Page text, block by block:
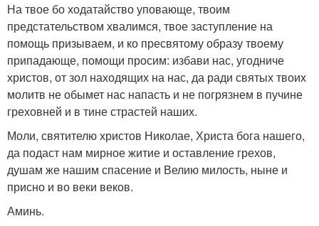
На твое бо ходатайство уповающе, твоим
предстательством хвалимся, твое заступление на
помощь призываем, и ко пресвятому образу твоему
припадающе, помощи просим: избави нас, угодниче
христов, от зол находящих на нас, да ради святых твоих
молитв не обымет нас напасть и не погрязнем в пучине
греховней и в тине страстей наших.
Моли, святителю христов Николае, Христа бога нашего,
да подаст нам мирное житие и оставление грехов,
душам же нашим спасение и Велию милость, ныне и
присно и во веки веков.
Аминь.